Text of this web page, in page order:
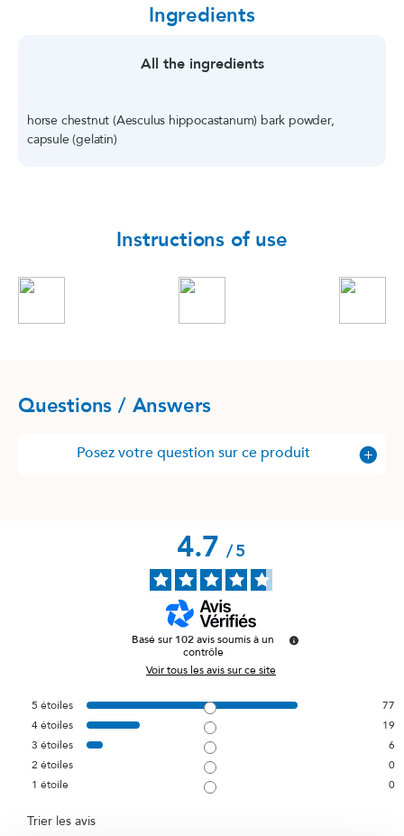
Ingredients
All the ingredients
horse chestnut (Aesculus hippocastanum) bark powder,
capsule (gelatin)
Instructions of use
Questions / Answers
Posez votre question sur ce produit
4.7/5
Basé sur 102avis soumis à un
contrôle
Voir tous les avis sur ce site
5 étoiles
77
4étoiles
19
3 étoiles
6
2 étoiles
0
1 étoile 0
Trier les avis